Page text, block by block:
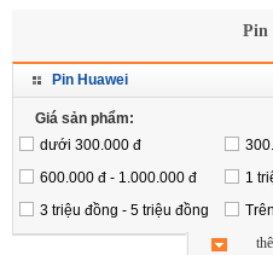
Pin
Pin Huawei
Giá sản phẩm:
dưới 300.000 đ
600.000 đ - 1.000.000 đ
1
3 triệu đồng - 5 triệu đồng